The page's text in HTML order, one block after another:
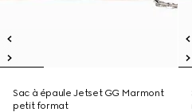
Sac à épaule Jetset GG Marmont
petit format